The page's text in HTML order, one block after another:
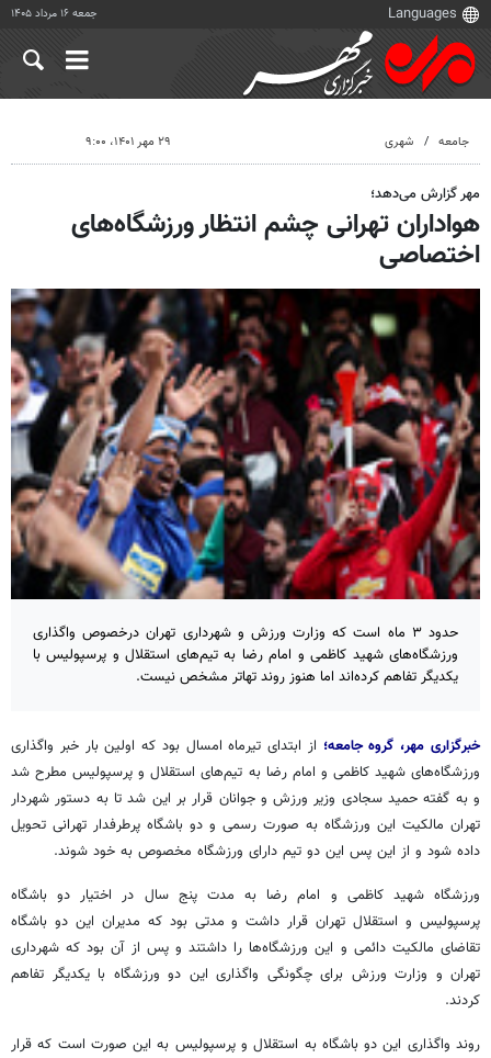
جمعه ۱۶ مرداد ۱۴۰۵
جامعه شهری ۲۹ مهر ۱۴۰۱، ۹:۰۰
مهر گزارش می‌دهد؛
هواداران تهرانی چشم انتظار ورزشگاه‌های
اختصاصی
حدود ۳ ماه است که وزارت ورزش و شهرداری تهران درخصوص واگذاری
ورزشگاه‌های شهید کاظمی و امام رضا به تیم‌های استقلال و پرسپولیس با
یکدیگر تفاهم کرده‌اند اما هنوز روند تهاتر مشخص نیست.
خبرگزاری مهر، گروه جامعه؛ از ابتدای تیرماه امسال بود که اولین بار خبر واگذاری
ورزشگاه‌های شهید کاظمی و امام رضا به تیم‌های استقلال و پرسپولیس مطرح شد
و به گفته حمید سجادی وزیر ورزش و جوانان قرار بر این شد تا به دستور شهردار
تهران مالکیت این ورزشگاه به صورت رسمی و دو باشگاه پرطرفدار تهرانی تحویل
داده شود و از این پس این دو تیم دارای ورزشگاه مخصوص به خود شوند.
ورزشگاه شهید کاظمی و امام رضا به مدت پنج سال در اختیار دو باشگاه
پرسپولیس و استقلال تهران قرار داشت و مدتی بود که مدیران این دو باشگاه
تقاضای مالکیت دائمی و این ورزشگاه‌ها را داشتند و پس از آن بود که شهرداری
تهران و وزارت ورزش برای چگونگی واگذاری این دو ورزشگاه با یکدیگر تفاهم
کردند.
روند واگذاری این دو باشگاه به استقلال و پرسپولیس به این صورت است که قرار